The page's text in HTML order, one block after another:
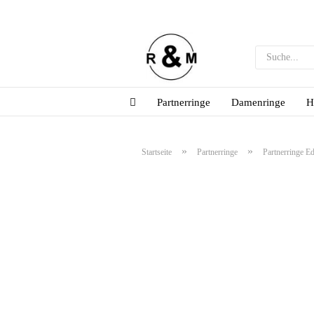
Partnerringe Damenringe
Startseite » Partnerringe » Partnerringe